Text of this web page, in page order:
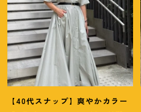
【40代スナップ】爽やかカラー